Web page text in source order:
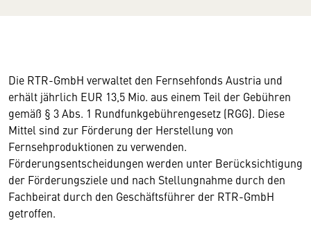
Die RTR-GmbH verwaltet den Fernsehfonds Austria und
erhält jährlich EUR 13,5 Mio. aus einem Teil der Gebühren
gemäß § 3 Abs. 1 Rundfunkgebührengesetz (RGG). Diese
Mittel sind zur Förderung der Herstellung von
Fernsehproduktionen zu verwenden.
Förderungsentscheidungen werden unter Berücksichtigung
der Förderungsziele und nach Stellungnahme durch den
Fachbeirat durch den Geschäftsführer der RTR-GmbH
getroffen.